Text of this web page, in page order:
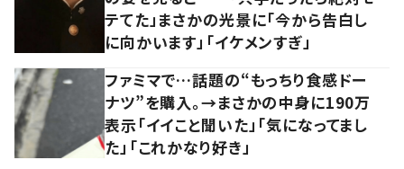
テてた」まさかの光景に「今から告白し
に向かいます」「イケメンすぎ」
ファミマで…話題の“もっちり食感ドー
ナツ”を購入。→まさかの中身に190万
表示「イイこと聞いた」「気になってまし
た」「これかなり好き」